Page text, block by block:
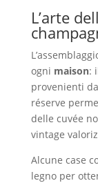
L’arte
ogni maison:
provenienti
réserve
delle cuvée
vintage
Alcune case
legno per